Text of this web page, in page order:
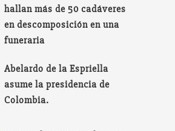
hallan más de 50 cadáveres
en descomposición en una
funeraria
Abelardo de la Espriella
asume la presidencia de
Colombia.